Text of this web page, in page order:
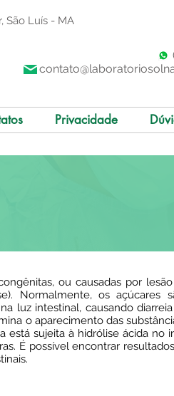
São Luís - MA
Privacidade
ou causadas por
Normalmente, os açúcares
luz intestinal, causando
o aparecimento das
está sujeita à hidrólise ácida no
É possível encontrar